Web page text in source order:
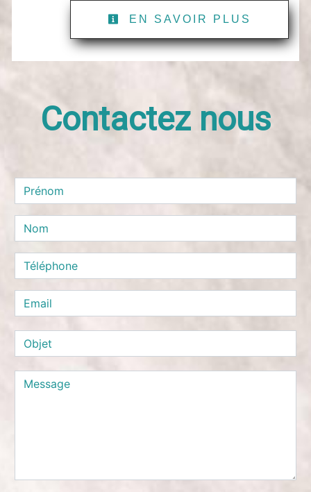
EN SAVOIR PLUS
Contactez nous